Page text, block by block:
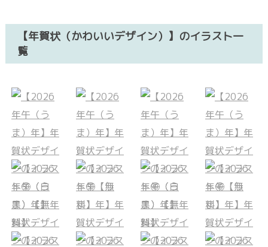
【年賀状（かわいいデザイン）】のイラスト一
覧